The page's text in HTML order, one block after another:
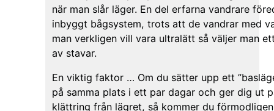
när man slår läger. En del erfarna vandrare
inbyggt bågsystem, trots att de vandrar med
man verkligen vill vara ultralätt så väljer man
av stavar.
En viktig faktor … Om du sätter upp ett
på samma plats i ett par dagar och ger dig ut
klättring från lägret, så kommer du